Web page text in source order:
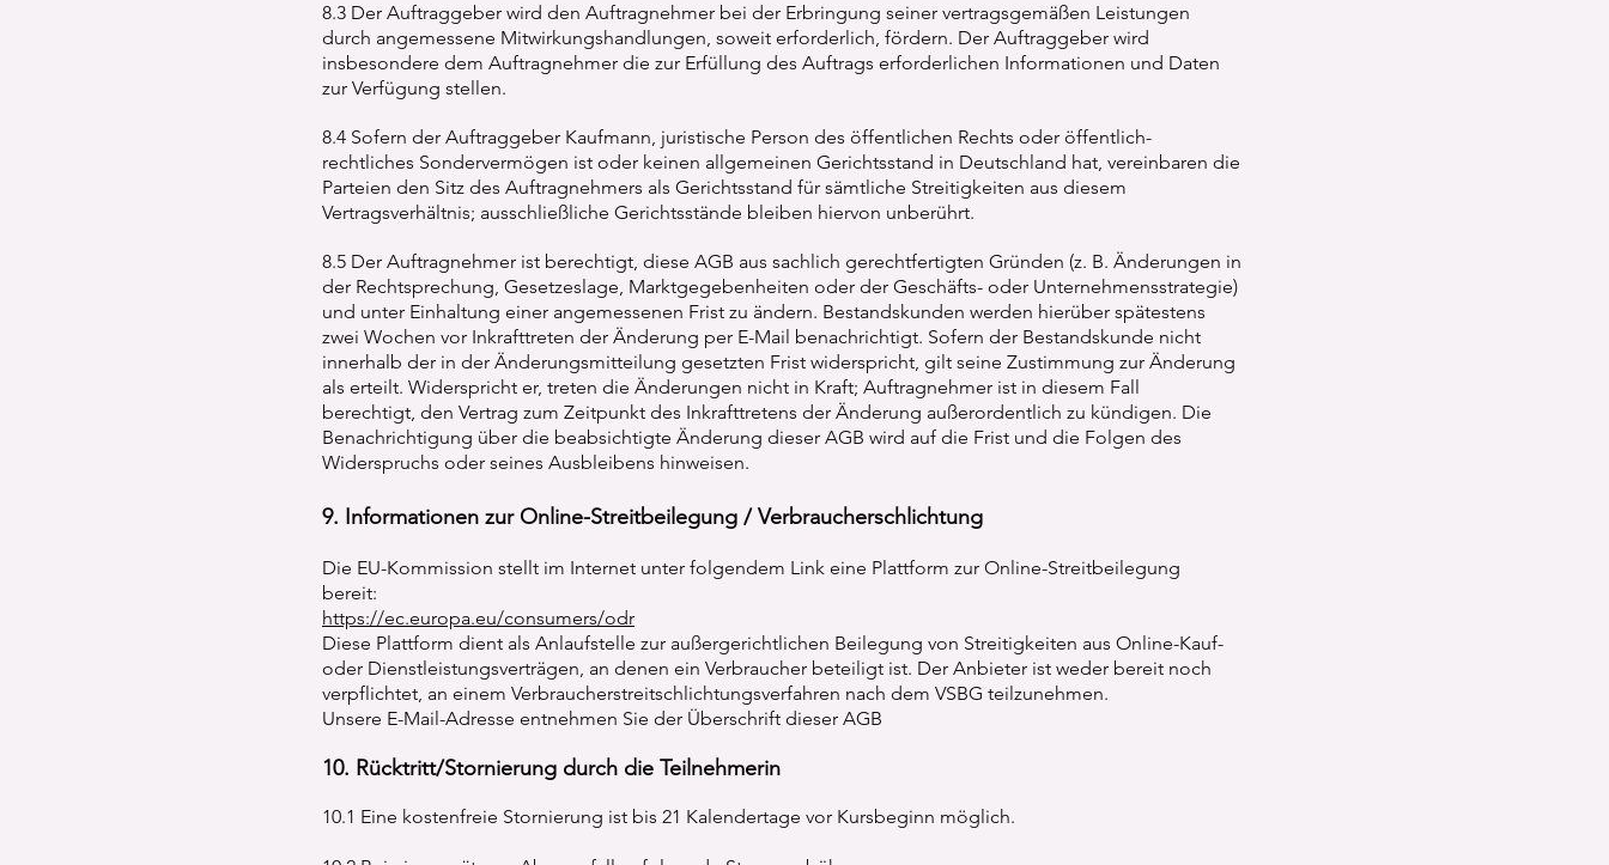
8.3 Der Auftraggeber wird den Auftragnehmer bei der Erbringung seiner vertragsgemäßen Leistungen
durch angemessene Mitwirkungshandlungen, soweit erforderlich, fördern. Der Auftraggeber wird
insbesondere dem Auftragnehmer die zur Erfüllung des Auftrags erforderlichen Informationen und Daten
zur Verfügung stellen.
8.4 Sofern der Auftraggeber Kaufmann, juristische Person des öffentlichen Rechts oder öffentlich-
rechtliches Sondervermögen ist oder keinen allgemeinen Gerichtsstand in Deutschland hat, vereinbaren die
Parteien den Sitz des Auftragnehmers als Gerichtsstand für sämtliche Streitigkeiten aus diesem
Vertragsverhältnis; ausschließliche Gerichtsstände bleiben hiervon unberührt.
8.5 Der Auftragnehmer ist berechtigt, diese AGB aus sachlich gerechtfertigten Gründen (z. B. Änderungen in
der Rechtsprechung, Gesetzeslage, Marktgegebenheiten oder der Geschäfts- oder Unternehmensstrategie)
und unter Einhaltung einer angemessenen Frist zu ändern. Bestandskunden werden hierüber spätestens
zwei Wochen vor Inkrafttreten der Änderung per E-Mail benachrichtigt. Sofern der Bestandskunde nicht
innerhalb der in der Änderungsmitteilung gesetzten Frist widerspricht, gilt seine Zustimmung zur Änderung
als erteilt. Widerspricht er, treten die Änderungen nicht in Kraft; Auftragnehmer ist in diesem Fall
berechtigt, den Vertrag zum Zeitpunkt des Inkrafttretens der Änderung außerordentlich zu kündigen. Die
Benachrichtigung über die beabsichtigte Änderung dieser AGB wird auf die Frist und die Folgen des
Widerspruchs oder seines Ausbleibens hinweisen.
9. Informationen zur Online-Streitbeilegung / Verbraucherschlichtung
Die EU-Kommission stellt im Internet unter folgendem Link eine Plattform zur Online-Streitbeilegung
bereit:
https://ec.europa.eu/consumers/odr
Diese Plattform dient als Anlaufstelle zur außergerichtlichen Beilegung von Streitigkeiten aus Online-Kauf-
oder Dienstleistungsverträgen, an denen ein Verbraucher beteiligt ist. Der Anbieter ist weder bereit noch
verpflichtet, an einem Verbraucherstreitschlichtungsverfahren nach dem VSBG teilzunehmen.
Unsere E-Mail-Adresse entnehmen Sie der Überschrift dieser AGB
10. Rücktritt/Stornierung durch die Teilnehmerin
10.1 Eine kostenfreie Stornierung ist bis 21 Kalendertage vor Kursbeginn möglich.